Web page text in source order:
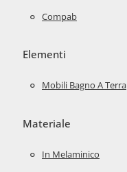
Compab
Elementi
Mobili Bagno A Terra
Materiale
In Melaminico